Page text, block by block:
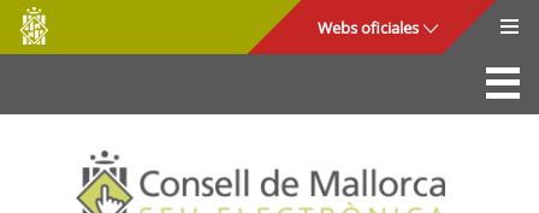
Saltar al contenido principal
Consell
de
Mallorca
Webs oficiales
La Sede
Consejo de Mallorca